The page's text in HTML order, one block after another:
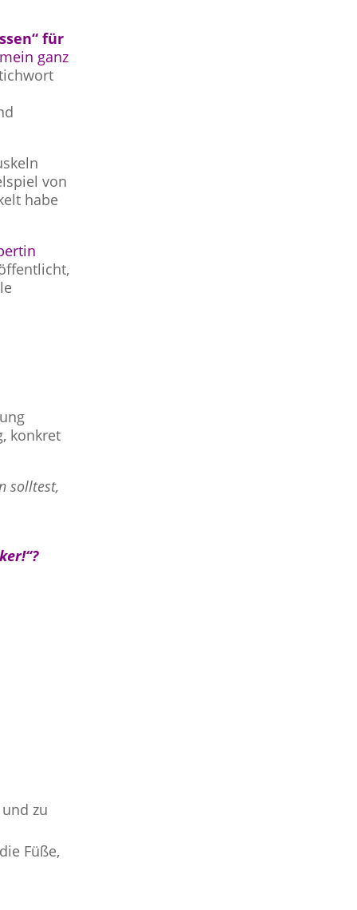
für
mein ganz
von
habe
konkret
solltest,
zu
Füße,